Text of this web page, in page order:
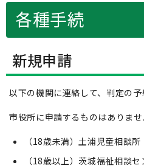
各種手続
新規申請
以下の機関に連絡して、判定の予
市役所に申請するものはありませ
（18歳未満）土浦児童相談
（18歳以上）茨城福祉相談